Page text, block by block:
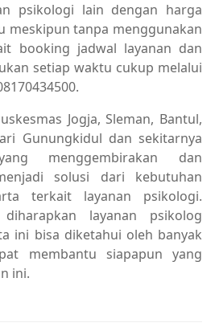
psikologi lain dengan harga
meskipun tanpa menggunakan
booking jadwal layanan dan
setiap waktu cukup melalui
Jogja, Sleman, Bantul,
Gunungkidul dan sekitarnya
menggembirakan dan
solusi dari kebutuhan
terkait layanan psikologi.
layanan psikolog
ini bisa diketahui oleh banyak
membantu siapapun yang
ini.